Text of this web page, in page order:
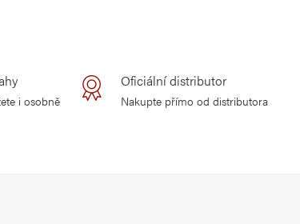
i osobně
Oficiální distributor
Nakupte přímo od distributora